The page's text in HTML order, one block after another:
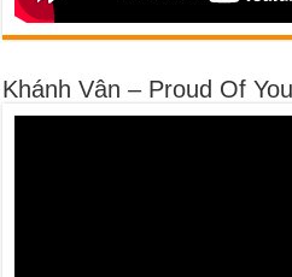
Khánh Vân – Proud Of You